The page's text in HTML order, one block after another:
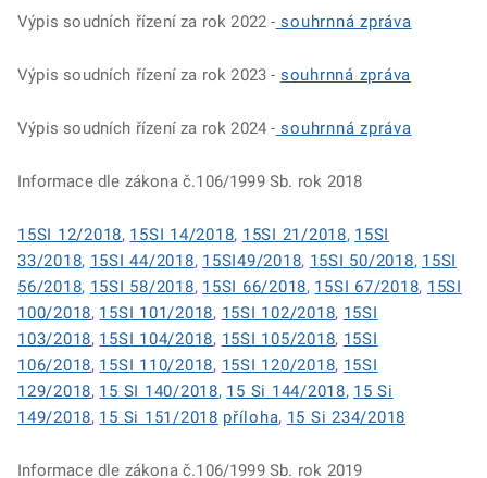
Výpis soudních řízení za rok 2022 - souhrnná zpráva
Výpis soudních řízení za rok 2023 - souhrnná zpráva
Výpis soudních řízení za rok 2024 - souhrnná zpráva
Informace dle zákona č.106/1999 Sb. rok 2018
15SI 12/2018, 15SI 14/2018, 15SI 21/2018, 15SI
33/2018, 15SI 44/2018, 15SI49/2018, 15SI 50/2018, 15SI
56/2018, 15SI 58/2018, 15SI 66/2018, 15SI 67/2018, 15SI
100/2018, 15SI 101/2018, 15SI 102/2018, 15SI
103/2018, 15SI 104/2018, 15SI 105/2018, 15SI
106/2018, 15SI 110/2018, 15SI 120/2018, 15SI
129/2018, 15 SI 140/2018, 15 Si 144/2018, 15 Si
149/2018, 15 Si 151/2018 příloha, 15 Si 234/2018
Informace dle zákona č.106/1999 Sb. rok 2019